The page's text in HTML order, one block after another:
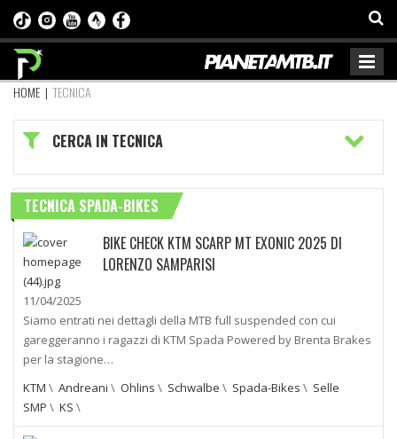
HOME | TECNICA
CERCA IN TECNICA
TECNICA SPADA-BIKES
BIKE CHECK KTM SCARP MT EXONIC 2025 DI
LORENZO SAMPARISI
11/04/2025
Siamo entrati nei dettagli della MTB full suspended con cui
gareggeranno i ragazzi di KTM Spada Powered by Brenta Brakes
per la stagione…
KTM \ Andreani \ Ohlins \ Schwalbe \ Spada-Bikes \ Selle
SMP \ KS \